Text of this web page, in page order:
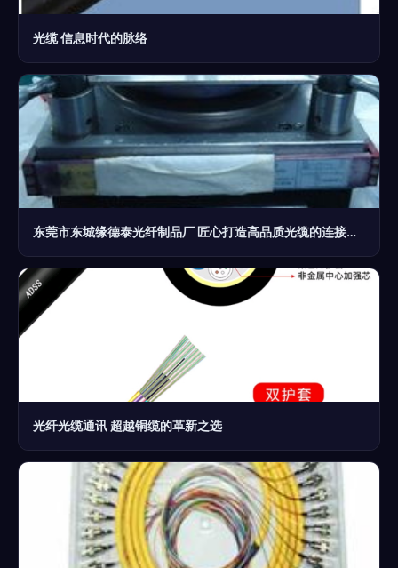
光缆 信息时代的脉络
东莞市东城缘德泰光纤制品厂 匠心打造高品质光缆的连接未来
光纤光缆通讯 超越铜缆的革新之选